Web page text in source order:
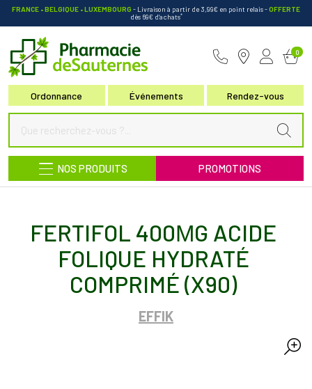
FRANCE • BELGIQUE • LUXEMBOURG - Livraison à partir de 3,99€ en point relais-OFFERTE
dès 69€ d’achats*
Ordonnance Événements Rendez-vous
0
NOS PRODUITS PROMOTIONS
FERTIFOL 400ΜG ACIDE
FOLIQUE HYDRATÉ
COMPRIMÉ (X90)
EFFIK